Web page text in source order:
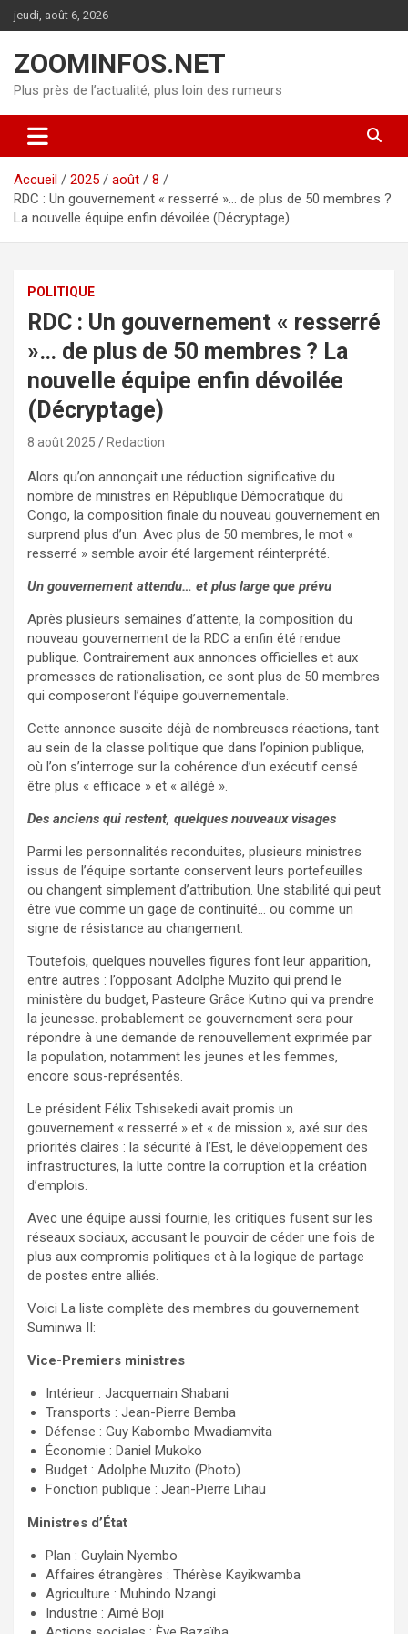
Aller
au
jeudi, août 6, 2026
ZOOMINFOS.NET
Plus près de l’actualité, plus loin des rumeurs
Accueil 2025 août
8
RDC : Un gouvernement « resserré »… de plus de 50 membres ?
La nouvelle équipe enfin dévoilée (Décryptage)
POLITIQUE
RDC : Un gouvernement « resserré
»… de plus de 50 membres ? La
nouvelle équipe enfin dévoilée
(Décryptage)
8 août 2025 Redaction
Alors qu’on annonçait une réduction significative du
nombre de ministres en République Démocratique du
Congo, la composition finale du nouveau gouvernement en
surprend plus d’un. Avec plus de 50 membres, le mot «
resserré » semble avoir été largement réinterprété.
Un gouvernement attendu… et plus large que prévu
Après plusieurs semaines d’attente, la composition du
nouveau gouvernement de la RDC a enfin été rendue
publique. Contrairement aux annonces officielles et aux
promesses de rationalisation, ce sont plus de 50 membres
qui composeront l’équipe gouvernementale.
Cette annonce suscite déjà de nombreuses réactions, tant
au sein de la classe politique que dans l’opinion publique,
où l’on s’interroge sur la cohérence d’un exécutif censé
être plus « efficace » et « allégé ».
Des anciens qui restent, quelques nouveaux visages
Parmi les personnalités reconduites, plusieurs ministres
issus de l’équipe sortante conservent leurs portefeuilles
ou changent simplement d’attribution. Une stabilité qui peut
être vue comme un gage de continuité… ou comme un
signe de résistance au changement.
Toutefois, quelques nouvelles figures font leur apparition,
entre autres : l’opposant Adolphe Muzito qui prend le
ministère du budget, Pasteure Grâce Kutino qui va prendre
la jeunesse. probablement ce gouvernement sera pour
répondre à une demande de renouvellement exprimée par
la population, notamment les jeunes et les femmes,
encore sous-représentés.
Le président Félix Tshisekedi avait promis un
gouvernement « resserré » et « de mission », axé sur des
priorités claires : la sécurité à l’Est, le développement des
infrastructures, la lutte contre la corruption et la création
d’emplois.
Avec une équipe aussi fournie, les critiques fusent sur les
réseaux sociaux, accusant le pouvoir de céder une fois de
plus aux compromis politiques et à la logique de partage
de postes entre alliés.
Voici La liste complète des membres du gouvernement
Suminwa II:
Vice-Premiers ministres
Intérieur : Jacquemain Shabani
Transports : Jean-Pierre Bemba
Défense : Guy Kabombo Mwadiamvita
Économie : Daniel Mukoko
Budget : Adolphe Muzito (Photo)
Fonction publique : Jean-Pierre Lihau
Ministres d’État
Plan : Guylain Nyembo
Affaires étrangères : Thérèse Kayikwamba
Agriculture : Muhindo Nzangi
Industrie : Aimé Boji